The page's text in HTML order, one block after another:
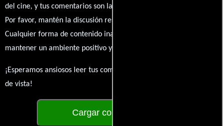
del cine, y tus comentarios son la esencia de esta conversación.
Por favor, mantén la discusión respetuosa y constructiva.
Cualquier forma de contenido inapropiado será eliminado para
mantener un ambiente positivo y enriquecedor para todos.
¡Esperamos ansiosos leer tus comentarios y conocer tus puntos
de vista!
Cargar comentarios